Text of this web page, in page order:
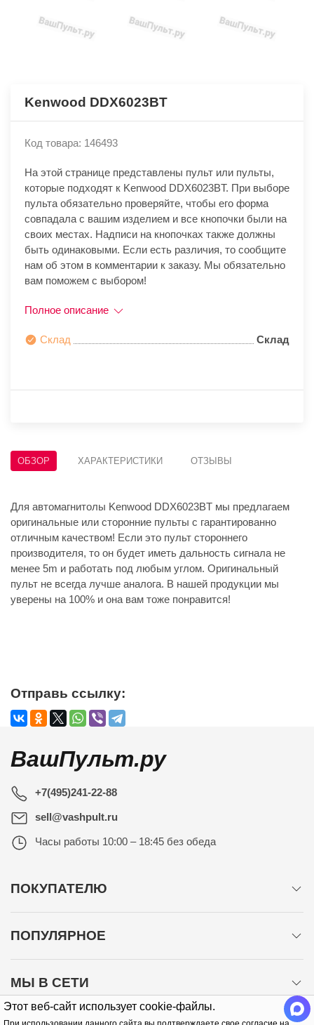
Этот веб-сайт использует cookie-файлы.
Kenwood DDX6023BT
Код товара: 146493
На этой странице представлены пульт или пульты,
которые подходят к Kenwood DDX6023BT. При выборе
пульта обязательно проверяйте, чтобы его форма
совпадала с вашим изделием и все кнопочки были на
своих местах. Надписи на кнопочках также должны
быть одинаковыми. Если есть различия, то сообщите
нам об этом в комментарии к заказу. Мы обязательно
вам поможем с выбором!
Полное описание
Склад Склад
ОБЗОР ХАРАКТЕРИСТИКИ ОТЗЫВЫ
Для автомагнитолы Kenwood DDX6023BT мы предлагаем
оригинальные или сторонние пульты с гарантированно
отличным качеством! Если это пульт стороннего
производителя, то он будет иметь дальность сигнала не
менее 5m и работать под любым углом. Оригинальный
пульт не всегда лучше аналога. В нашей продукции мы
уверены на 100% и она вам тоже понравится!
Отправь ссылку:
ВашПульт.ру
+7(495)241-22-88
sell@vashpult.ru
Часы работы 10:00 – 18:45 без обеда
ПОКУПАТЕЛЮ
ПОПУЛЯРНОЕ
МЫ В СЕТИ